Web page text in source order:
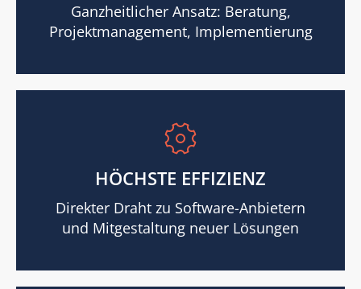
Ganzheitlicher Ansatz: Beratung,
Projektmanagement, Implementierung
HÖCHSTE EFFIZIENZ
Direkter Draht zu Software-Anbietern
und Mitgestaltung neuer Lösungen